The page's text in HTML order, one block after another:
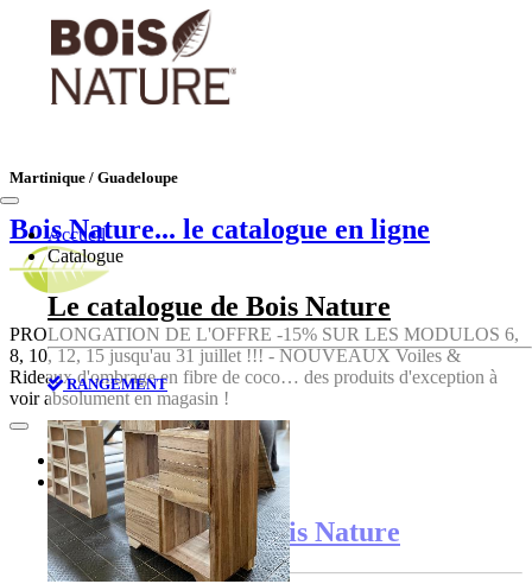
Martinique / Guadeloupe
Bois Nature... le catalogue en ligne
PROLONGATION DE L'OFFRE -15% SUR LES MODULOS 6,
8, 10, 12, 15 jusqu'au 31 juillet !!! - NOUVEAUX Voiles &
Rideaux d'ombrage en fibre de coco… des produits d'exception à
voir absolument en magasin !
Accueil
Catalogue
Le catalogue de Bois Nature
RANGEMENT
Accueil
Catalogue
Le catalogue de Bois Nature